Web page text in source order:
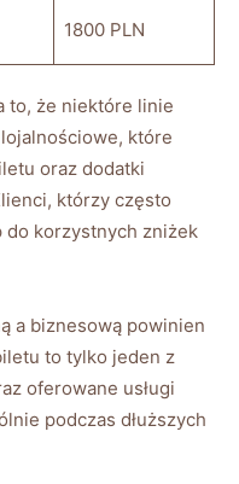
1800 ⁢PLN
to,⁤ że niektóre linie
które
oraz dodatki
którzy często
do⁢ korzystnych⁢ zniżek
a biznesową powinien‍
to tylko ‌jeden z
oferowane⁢ usługi
podczas⁣ dłuższych